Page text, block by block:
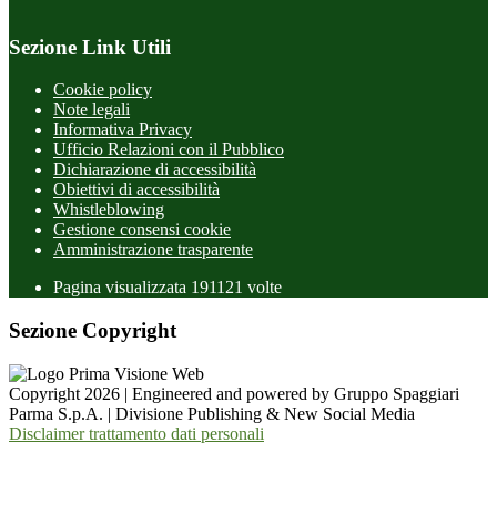
Sezione Link Utili
Cookie policy
Note legali
Informativa Privacy
Ufficio Relazioni con il Pubblico
Dichiarazione di accessibilità
Obiettivi di accessibilità
Whistleblowing
Gestione consensi cookie
Amministrazione trasparente
Pagina visualizzata 191121 volte
Sezione Copyright
Copyright 2026 | Engineered and powered by Gruppo Spaggiari
Parma S.p.A. | Divisione Publishing & New Social Media
Disclaimer trattamento dati personali